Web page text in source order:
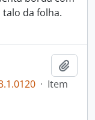
da folha.
· Item